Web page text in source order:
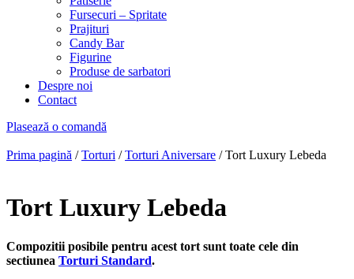
Fursecuri – Spritate
Prajituri
Candy Bar
Figurine
Produse de sarbatori
Despre noi
Contact
Plasează o comandă
Prima pagină /Torturi /Torturi Aniversare / Tort Luxury Lebeda
Tort Luxury Lebeda
Compozitii posibile pentru acest tort sunt toate cele din
sectiunea Torturi Standard.